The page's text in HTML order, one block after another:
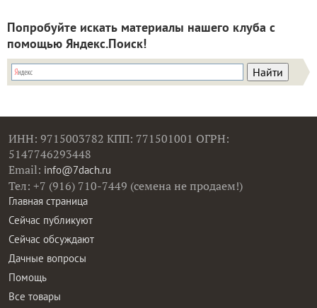
Попробуйте искать материалы нашего клуба с
помощью Яндекс.Поиск!
ИНН: 9715003782 КПП: 771501001 ОГРН:
5147746293448
Email: info@7dach.ru
Тел: +7 (916) 710-7449 (семена не продаем!)
Главная страница
Сейчас публикуют
Сейчас обсуждают
Дачные вопросы
Помощь
Все товары